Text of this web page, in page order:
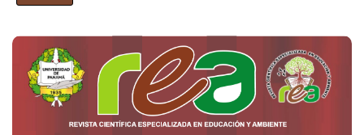
Imagen de portada